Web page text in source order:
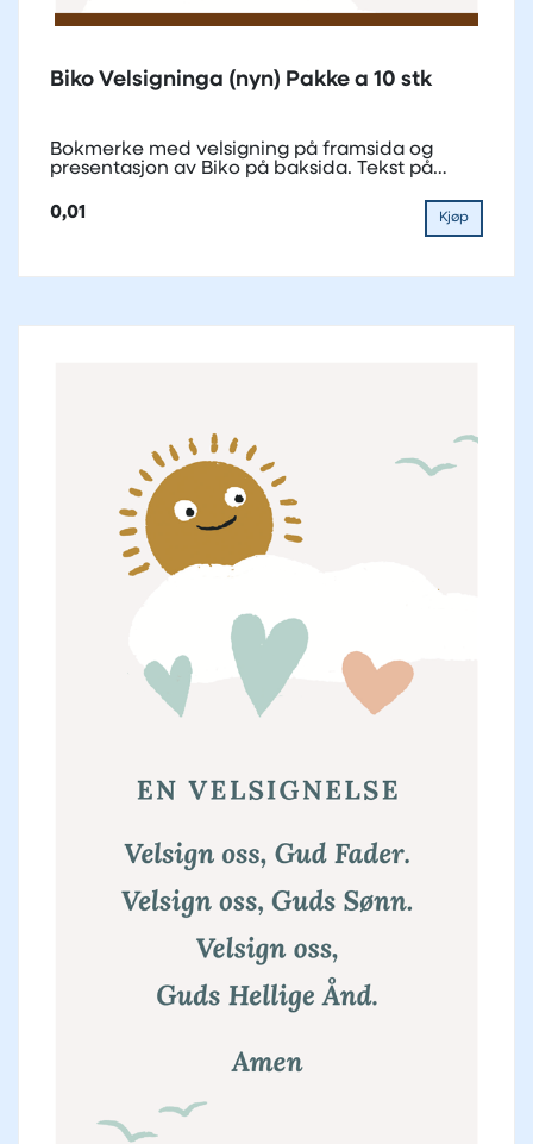
Biko Velsigninga (nyn) Pakke a 10 stk
Bokmerke med velsigning på framsida og
presentasjon av Biko på baksida. Tekst på
0,01
Kjøp